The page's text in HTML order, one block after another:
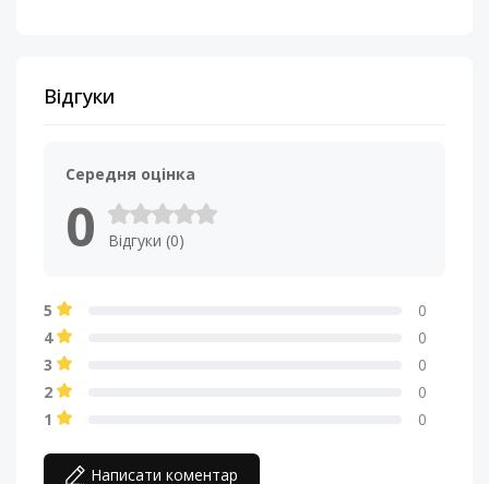
Відгуки
Середня оцінка
0 Відгуки (0)
5
0
4
0
3
0
2
0
1
0
Написати коментар